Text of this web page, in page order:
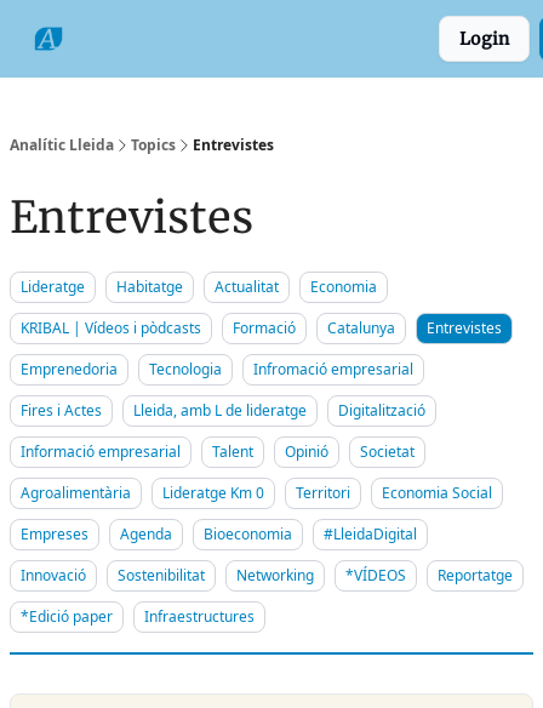
Login
Analític Lleida Topics Entrevistes
Entrevistes
Lideratge Habitatge Actualitat
Economia
KRIBAL | Vídeos i pòdcasts
Formació Catalunya
Entrevistes
Emprenedoria
Tecnologia
Infromació empresarial
Fires i Actes
Lleida, amb L de lideratge
Digitalització
Informació empresarial
Talent Opinió
Societat
Agroalimentària
Lideratge Km 0 Territori
Economia Social
Empreses
Agenda Bioeconomia
#LleidaDigital
Innovació
Sostenibilitat Networking *VÍDEOS
Reportatge
*Edició paper
Infraestructures